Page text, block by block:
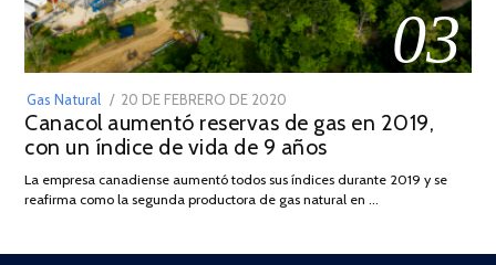
03
Gas Natural
POSTED
ON
20 DE FEBRERO DE 2020
DE
JULIO
2025
Canacol aumentó reservas de gas en 2019,
con un índice de vida de 9 años
La empresa canadiense aumentó todos sus índices durante 2019 y se
reafirma como la segunda productora de gas natural en …